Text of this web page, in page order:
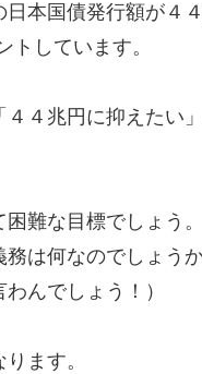
本国債発行額が４
しています。
４兆円に抑えたい
難な目標でしょう。
は何なのでしょう
んでしょう！）
ます。